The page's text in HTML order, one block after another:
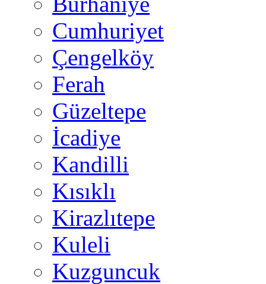
Cumhuriyet
Çengelköy
Ferah
Güzeltepe
İcadiye
Kandilli
Kısıklı
Kirazlıtepe
Kuleli
Kuzguncuk